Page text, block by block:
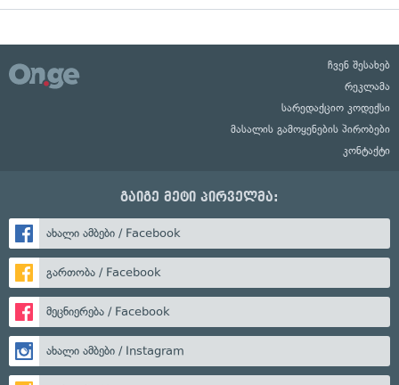
ჩვენ შესახებ
რეკლამა
სარედაქციო კოდექსი
მასალის გამოყენების პირობები
კონტაქტი
გაიგე მეტი პირველმა:
ახალი ამბები / Facebook
გართობა / Facebook
მეცნიერება / Facebook
ახალი ამბები / Instagram